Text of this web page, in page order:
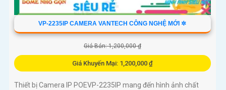
VP-2235IP CAMERA VANTECH CÔNG NGHỆ MỚI ✲
Giá Bán: 1,200,000 ₫
Giá Khuyến Mại: 1,200,000 ₫
Thiết bị Camera IP POEVP-2235IP mang đến hình ảnh chất